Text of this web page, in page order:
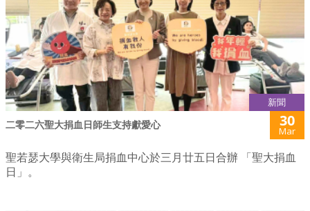
新聞
二零二六聖大捐血日師生支持獻愛心 30
Mar
聖若瑟大學與衛生局捐血中心於三月廿五日合辦 「聖大捐血
日」。